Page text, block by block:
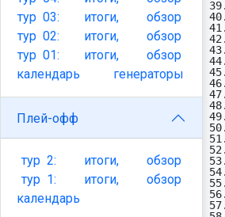
тур 03: итоги,
обзор
тур 02: итоги,
обзор
тур 01: итоги,
обзор
календарь
генераторы
Плей-офф
тур2: итоги,
обзор
тур1: итоги,
обзор
календарь